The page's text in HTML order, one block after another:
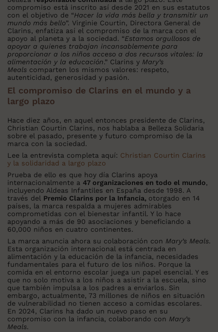
compromiso está inscrito así desde 2021 en sus estatutos
con el objetivo de “Hacer la vida más bella y transmitir un
mundo más bello”. Virginie Courtin, Directora General de
Clarins, enfatiza así el compromiso de la marca con el
apoyo al planeta y a la sociedad. “Estamos orgullosos de
apoyar a quienes trabajan incansablemente para
proporcionar a los niños acceso a dos recursos vitales: la
alimentación y la educación.” Clarins y Mary’s
Meals comparten los mismos valores: respeto,
autenticidad, generosidad y pasión.
El compromiso de Clarins en el mundo y a
largo plazo
Hace diez años, en aquel entonces presidente de Clarins,
Christian Courtin Clarins, nos hablaba a Belleza Solidaria
sobre el pasado, presente y futuro compromiso de la
marca con la sociedad.
Lee la entrevista completa aquí: Christian Courtin Clarins
y la solidaridad a largo plazo
Prueba de ello es que hoy día Clarins apoya
internacionalmente a 47 organizaciones en todo el mundo,
incluyendo Aldeas Infantiles en España desde 1998. A
través del Premio Clarins por la Infancia, otorgado en 14
países, la marca respalda a mujeres admirables
comprometidas con el bienestar infantil. Y lo hace
apoyando a más de 90 asociaciones y beneficiando a
60,000 niños en cuatro continentes.
La marca anuncia ahora su colaboración con Mary’s Meals.
Esta organización internacional está centrada en
alimentación y la educación de la infancia, necesidades
fundamentales para el futuro de los niños. Porque la
comida en el entorno escolar juega un papel esencial. Y es
que no solo motiva a los niños a asistir a la escuela, sino
que también impulsa a los padres a enviarlos. Sin
embargo, actualmente, 73 millones de niños en situación
de vulnerabilidad no tienen acceso a comidas escolares.
En 2024, Clarins ha dado un nuevo paso en su
compromiso con la infancia, colaborando con Mary’s
Meals.